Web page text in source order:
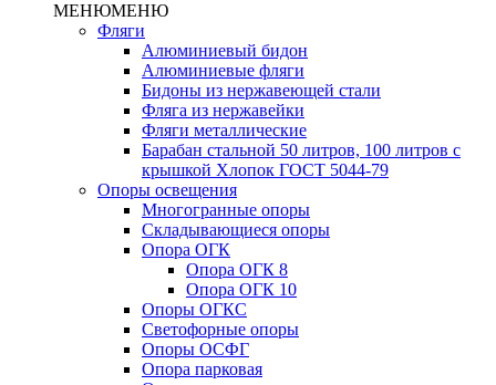
МЕНЮМЕНЮ
Фляги
Алюминиевый бидон
Алюминиевые фляги
Бидоны из нержавеющей стали
Фляга из нержавейки
Фляги металлические
Барабан стальной 50 литров, 100 литров с
крышкой Хлопок ГОСТ 5044-79
Опоры освещения
Многогранные опоры
Складывающиеся опоры
Опора ОГК
Опора ОГК 8
Опора ОГК 10
Опоры ОГКС
Светофорные опоры
Опоры ОСФГ
Опора парковая